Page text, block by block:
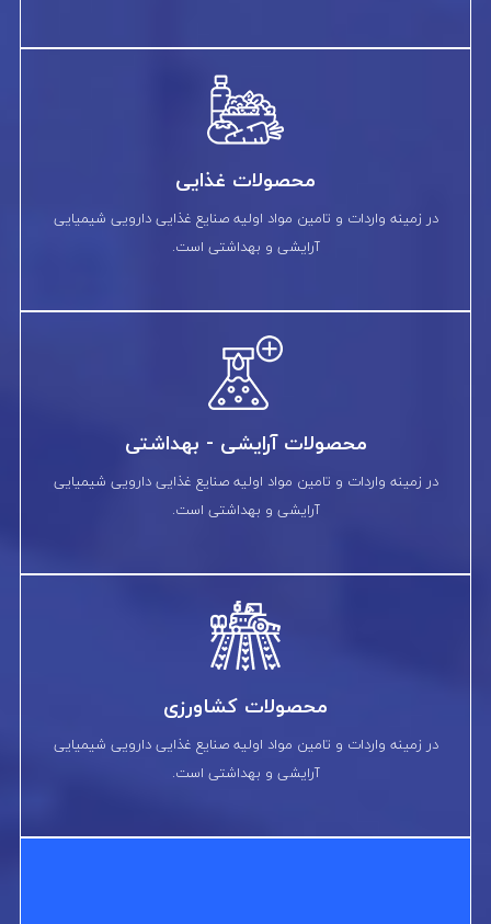
محصولات غذایی
در زمینه واردات و تامین مواد اولیه صنایع غذایی دارویی شیمیایی
آرایشی و بهداشتی است.
محصولات آرایشی - بهداشتی
در زمینه واردات و تامین مواد اولیه صنایع غذایی دارویی شیمیایی
آرایشی و بهداشتی است.
محصولات کشاورزی
در زمینه واردات و تامین مواد اولیه صنایع غذایی دارویی شیمیایی
آرایشی و بهداشتی است.